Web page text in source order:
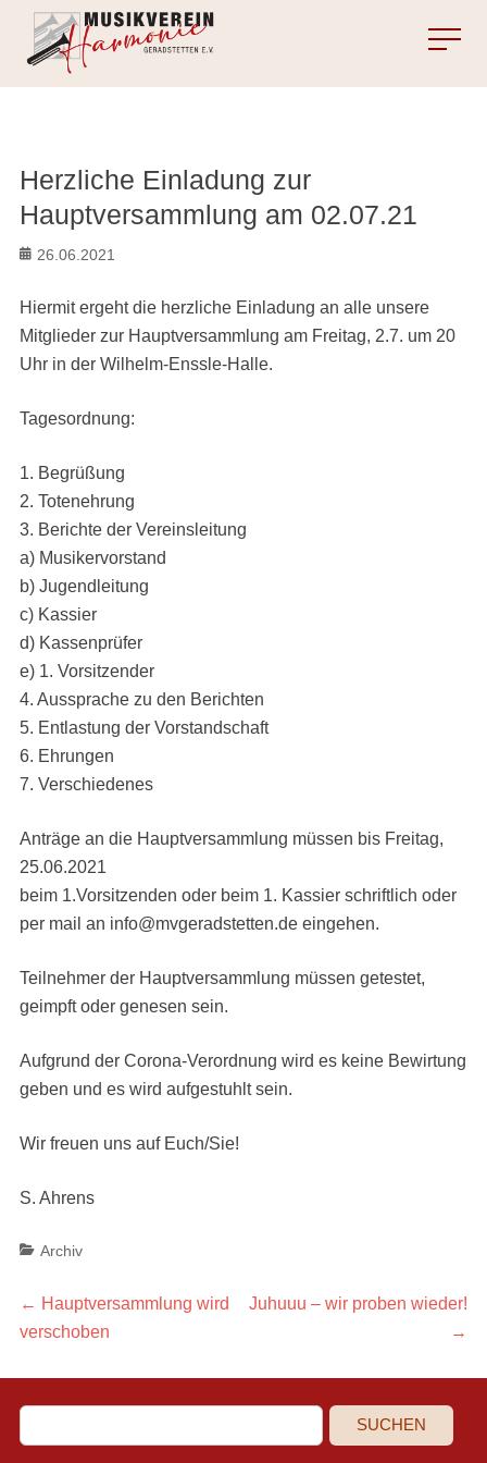
MENU
Herzliche Einladung zur
Hauptversammlung am 02.07.21
Posted
26.06.2021
Hiermit ergeht die herzliche Einladung an alle unsere
Mitglieder zur Hauptversammlung am Freitag, 2.7. um 20
Uhr in der Wilhelm-Enssle-Halle.
Tagesordnung:
1. Begrüßung
2. Totenehrung
3. Berichte der Vereinsleitung
a) Musikervorstand
b) Jugendleitung
c) Kassier
d) Kassenprüfer
e) 1. Vorsitzender
4. Aussprache zu den Berichten
5. Entlastung der Vorstandschaft
6. Ehrungen
7. Verschiedenes
Anträge an die Hauptversammlung müssen bis Freitag,
25.06.2021
beim 1.Vorsitzenden oder beim 1. Kassier schriftlich oder
per mail an info@mvgeradstetten.de eingehen.
Teilnehmer der Hauptversammlung müssen getestet,
geimpft oder genesen sein.
Aufgrund der Corona-Verordnung wird es keine Bewirtung
geben und es wird aufgestuhlt sein.
Wir freuen uns auf Euch/Sie!
S. Ahrens
Categories
Archiv
Beitragsnavigation
← Previous
post:
Hauptversammlung wird
verschoben
Next
Juhuuu – wir proben wieder!
→
SUCHEN